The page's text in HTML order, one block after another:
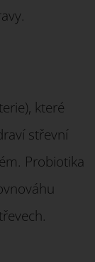
které
střevní
Probiotika